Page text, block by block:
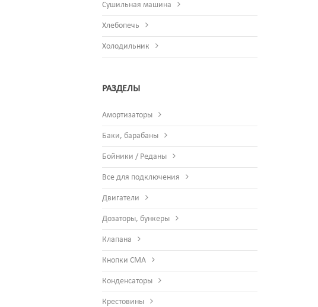
Сушильная машина
Хлебопечь
Холодильник
РАЗДЕЛЫ
Амортизаторы
Баки, барабаны
Бойники / Реданы
Все для подключения
Двигатели
Дозаторы, бункеры
Клапана
Кнопки СМА
Конденсаторы
Крестовины